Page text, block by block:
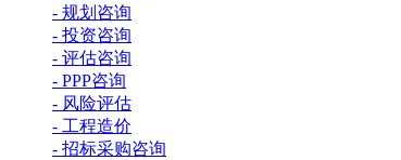
- 规划咨询
- 投资咨询
- 评估咨询
- PPP咨询
- 风险评估
- 工程造价
- 招标采购咨询